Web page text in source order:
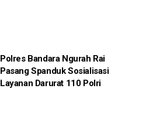
Polres Bandara Ngurah Rai
Pasang Spanduk Sosialisasi
Layanan Darurat 110 Polri